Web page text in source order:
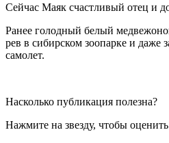
Сейчас Маяк счастливый отец и
Ранее голодный белый
рев в сибирском зоопарке и даже
самолет.
Насколько публикация полезна?
Нажмите на звезду, чтобы